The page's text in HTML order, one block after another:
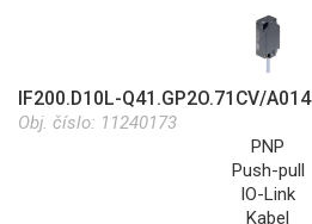
IF200.D10L-Q41.GP2O.71CV/A014
Obj. číslo: 11240173
PNP
Push-pull
IO-Link
Kabel